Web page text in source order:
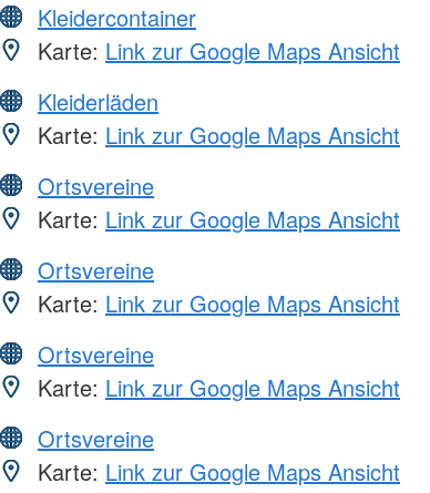
Kleidercontainer
Karte: Link zur Google Maps Ansicht
Kleiderläden
Karte: Link zur Google Maps Ansicht
Ortsvereine
Karte: Link zur Google Maps Ansicht
Ortsvereine
Karte: Link zur Google Maps Ansicht
Ortsvereine
Karte: Link zur Google Maps Ansicht
Ortsvereine
Karte: Link zur Google Maps Ansicht